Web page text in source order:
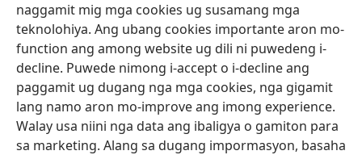
naggamit mig mga cookies ug susamang mga
teknolohiya. Ang ubang cookies importante aron mo-
function ang among website ug dili ni puwedeng i-
decline. Puwede nimong i-accept o i-decline ang
paggamit ug dugang nga mga cookies, nga gigamit
lang namo aron mo-improve ang imong experience.
Walay usa niini nga data ang ibaligya o gamiton para
sa marketing. Alang sa dugang impormasyon, basaha
bag-
ong
window)
Watchtower ONLINE NGA LIBRARYA
(mo-
open
ug
bag-
window)
JW Hub
(mo-
open
ug
bag-
ong
window)
JW Library
Watchtower Library